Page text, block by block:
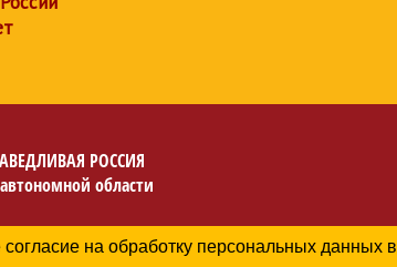
РОССИЯ
области
данных
на обработку персональных данных в